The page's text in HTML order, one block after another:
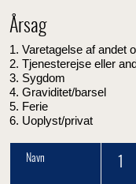
Årsag
1. Varetagelse af andet
2. Tjenesterejse eller
3. Sygdom
4. Graviditet/barsel
5. Ferie
6. Uoplyst/privat
Navn